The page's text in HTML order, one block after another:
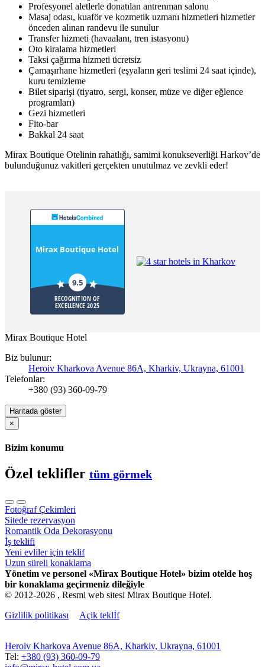
Profesyonel aletlerle donatılan antrenman salonu
Masaj odası, kuaför ve kozmetik uzmanı hizmetleri hizmetler
önceden alınan randevu ile sunulur
Transfer hizmeti (havaalanı, tren istasyonu)
Oto kiralama hizmetleri
Taksi çağırma hizmeti ücretsiz
Çamaşırhane hizmetleri (eşyaların geri teslimi 24 saat içinde),
kuru temizleme
Bilet siparişi (tiyatro, sergi, konser, müze ve diğer eğlence
programları)
Gezi hizmetleri
Fito-bar
Bakkal 24 saat
Mirax Boutique Otelinin rahatlığı, samimi konukseverliği Harkov’de
bulunduğunuz vakitleri gerçekten unutulmaz ve zevkli eder!
Mirax Boutique Hotel
9.5
RECOGNITION OF
EXCELLENCE 2025
Mirax Boutique Hotel
Biz bulunur:
Heroiv Kharkova Avenue 86A, Kharkiv, Ukrayna, 61001
Telefonlar:
+380 (93) 360-09-79
Haritada göster
×
Bizim konumu
Özel teklifler tüm görmek
Fotoğraf Çekimleri
Sitede rezervasyon
Romantik Oda Dekorasyonu
İş teklifi
Yeni evliler için teklif
Uzun süreli konaklama
Yönetim ve personel «Mirax Boutique Hotel» bizim otelde hoş
bir konaklama geçirmeniz dileğiyle
© 2012-2026 , Resmi web sitesi Mirax Boutique Hotel.
Gizlilik politikası
Açik teklİf
Heroiv Kharkova Avenue 86A, Kharkiv, Ukrayna, 61001
Tel: +380 (93) 360-09-79